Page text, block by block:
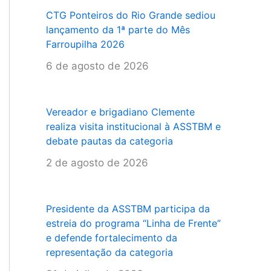
CTG Ponteiros do Rio Grande sediou
lançamento da 1ª parte do Mês
Farroupilha 2026
6 de agosto de 2026
Vereador e brigadiano Clemente
realiza visita institucional à ASSTBM e
debate pautas da categoria
2 de agosto de 2026
Presidente da ASSTBM participa da
estreia do programa “Linha de Frente”
e defende fortalecimento da
representação da categoria